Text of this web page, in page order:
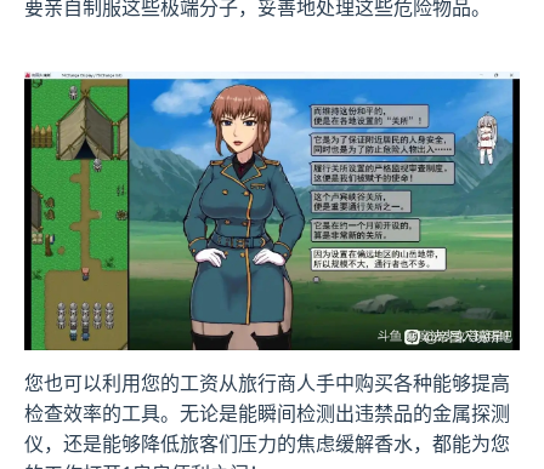
要亲自制服这些极端分子，妥善地处理这些危险物品。
您也可以利用您的工资从旅行商人手中购买各种能够提高
检查效率的工具。无论是能瞬间检测出违禁品的金属探测
仪，还是能够降低旅客们压力的焦虑缓解香水，都能为您